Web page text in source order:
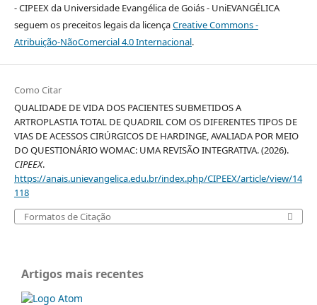
- CIPEEX da Universidade Evangélica de Goiás - UniEVANGÉLICA
seguem os preceitos legais da licençaCreative Commons -
Atribuição-NãoComercial 4.0 Internacional.
Como Citar
QUALIDADE DE VIDA DOS PACIENTES SUBMETIDOS A
ARTROPLASTIA TOTAL DE QUADRIL COM OS DIFERENTES TIPOS DE
VIAS DE ACESSOS CIRÚRGICOS DE HARDINGE, AVALIADA POR MEIO
DO QUESTIONÁRIO WOMAC: UMA REVISÃO INTEGRATIVA. (2026).
CIPEEX.
https://anais.unievangelica.edu.br/index.php/CIPEEX/article/view/14
118
Formatos de Citação
Artigos mais recentes